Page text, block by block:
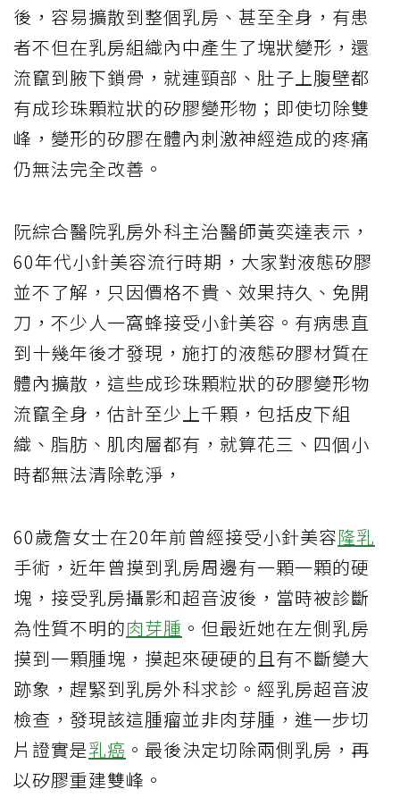
後，容易擴散到整個乳房、甚至全身，有患
者不但在乳房組織內中產生了塊狀變形，還
流竄到腋下鎖骨，就連頸部、肚子上腹壁都
有成珍珠顆粒狀的矽膠變形物；即使切除雙
峰，變形的矽膠在體內刺激神經造成的疼痛
仍無法完全改善。
阮綜合醫院乳房外科主治醫師黃奕達表示，
60年代小針美容流行時期，大家對液態矽膠
並不了解，只因價格不貴、效果持久、免開
刀，不少人一窩蜂接受小針美容。有病患直
到十幾年後才發現，施打的液態矽膠材質在
體內擴散，這些成珍珠顆粒狀的矽膠變形物
流竄全身，估計至少上千顆，包括皮下組
織、脂肪、肌肉層都有，就算花三、四個小
時都無法清除乾淨，
60歲詹女士在20年前曾經接受小針美容隆乳
手術，近年曾摸到乳房周邊有一顆一顆的硬
塊，接受乳房攝影和超音波後，當時被診斷
為性質不明的肉芽腫 。但最近她在左側乳房
摸到一顆腫塊，摸起來硬硬的且有不斷變大
跡象，趕緊到乳房外科求診。經乳房超音波
檢查，發現該這腫瘤並非肉芽腫，進一步切
片證實是乳癌 。最後決定切除兩側乳房，再
以矽膠重建雙峰。